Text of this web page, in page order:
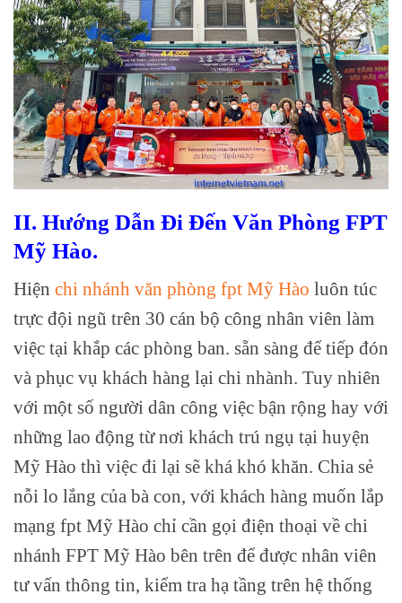
II. Hướng Dẫn Đi Đến Văn Phòng FPT
Mỹ Hào.
Hiện chi nhánh văn phòng fpt Mỹ Hào luôn túc
trực đội ngũ trên 30 cán bộ công nhân viên làm
việc tại khắp các phòng ban. sẵn sàng để tiếp đón
và phục vụ khách hàng lại chi nhành. Tuy nhiên
với một số người dân công việc bận rộng hay với
những lao động từ nơi khách trú ngụ tại huyện
Mỹ Hào thì việc đi lại sẽ khá khó khăn. Chia sẻ
nỗi lo lắng của bà con, với khách hàng muốn lắp
mạng fpt Mỹ Hào chỉ cần gọi điện thoại về chi
nhánh FPT Mỹ Hào bên trên để được nhân viên
tư vấn thông tin, kiểm tra hạ tầng trên hệ thống